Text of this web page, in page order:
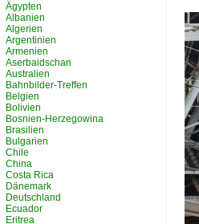
Ägypten
Albanien
Algerien
Argentinien
Armenien
Aserbaidschan
Australien
Bahnbilder-Treffen
Belgien
Bolivien
Bosnien-Herzegowina
Brasilien
Bulgarien
Chile
China
Costa Rica
Dänemark
Deutschland
Ecuador
Eritrea